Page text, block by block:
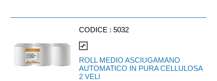
certificato Ecolabel.
CODICE :5032
compare_arrows
ROLL MEDIO ASCIUGAMANO
AUTOMATICO IN PURA CELLULOSA
2 VELI